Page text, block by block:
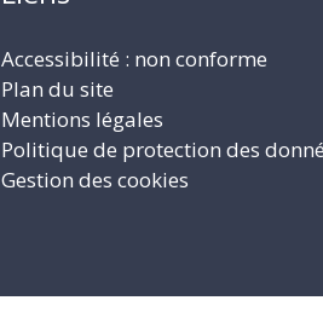
Accessibilité : non conforme
Plan du site
Mentions légales
Politique de protection des
Gestion des cookies